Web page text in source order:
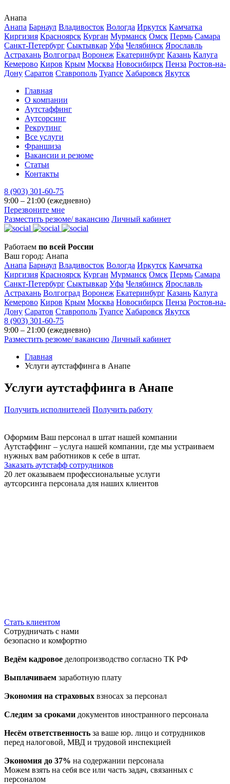
Анапа
Анапа Барнаул Владивосток Вологда Иркутск Камчатка
Киргизия Красноярск Курган Мурманск Омск Пермь Самара
Санкт-Петербург Сыктывкар Уфа Челябинск Ярославль
Астрахань Волгоград Воронеж Екатеринбург Казань Калуга
Кемерово Киров Крым Москва Новосибирск Пенза Ростов-на-
Дону Саратов Ставрополь Туапсе Хабаровск Якутск
Главная
О компании
Аутстаффинг
Аутсорсинг
Рекрутинг
Все услуги
Франшиза
Вакансии и резюме
Статьи
Контакты
8 (903) 301-60-75
9:00 – 21:00 (ежедневно)
Перезвоните мне
Разместить резюме/ вакансию Личный кабинет
Работаем по всей России
Ваш город: Анапа
Анапа Барнаул Владивосток Вологда Иркутск Камчатка
Киргизия Красноярск Курган Мурманск Омск Пермь Самара
Санкт-Петербург Сыктывкар Уфа Челябинск Ярославль
Астрахань Волгоград Воронеж Екатеринбург Казань Калуга
Кемерово Киров Крым Москва Новосибирск Пенза Ростов-на-
Дону Саратов Ставрополь Туапсе Хабаровск Якутск
8 (903) 301-60-75
9:00 – 21:00 (ежедневно)
Разместить резюме/ вакансию Личный кабинет
Главная
Услуги аутстаффинга в Анапе
Услуги аутстаффинга в Анапе
Получить исполнителей Получить работу
Оформим Ваш персонал в штат нашей компании
Аутстаффинг – услуга нашей компании, где мы устраиваем
нужных вам работников к себе в штат.
Заказать аутстафф сотрудников
20 лет оказываем профессиональные услуги
аутсорсинга персонала для наших клиентов
Стать клиентом
Сотрудничать с нами
безопасно и комфортно
Ведём кадровое делопроизводство согласно ТК РФ
Выплачиваем заработную плату
Экономия на страховых взносах за персонал
Следим за сроками документов иностранного персонала
Несём ответственность за ваше юр. лицо и сотрудников
перед налоговой, МВД и трудовой инспекцией
Экономия до 37% на содержании персонала
Можем взять на себя все или часть задач, связанных с
персоналом